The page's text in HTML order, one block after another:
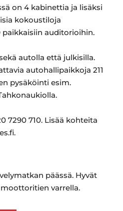
on 4 kabinettia ja lisäksi
kokoustiloja
auditorioihin.
autolla että julkisilla.
autohallipaikkoja 211
pysäköinti esim.
7290 710. Lisää kohteita
päässä. Hyvät
varrella.